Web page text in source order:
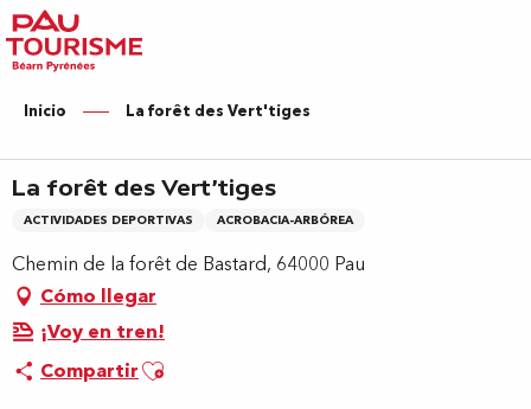
Aller
au
contenu
principal
Inicio La forêt des Vert'tiges
La forêt des Vert'tiges
ACTIVIDADES DEPORTIVAS ACROBACIA-ARBÓREA
Chemin de la forêt de Bastard, 64000 Pau
Cómo llegar
¡Voy en tren!
CompartirAjouter aux favoris